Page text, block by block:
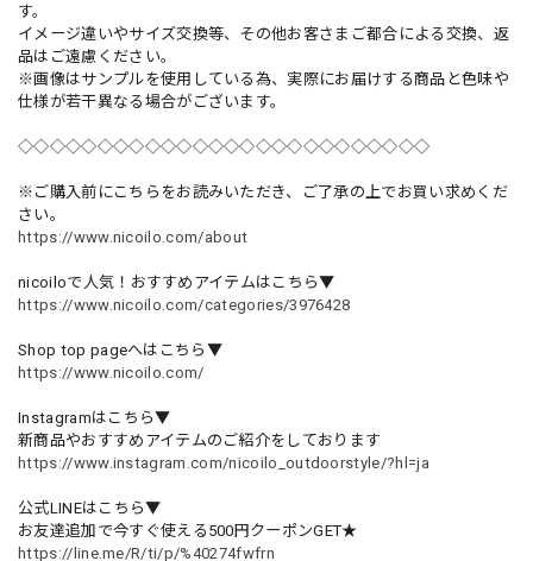
す。
イメージ違いやサイズ交換等、その他お客さまご都合による交換、返
品はご遠慮ください。
※画像はサンプルを使用している為、実際にお届けする商品と色味や
仕様が若干異なる場合がございます。
◇◇◇◇◇◇◇◇◇◇◇◇◇◇◇◇◇◇◇◇◇◇◇◇◇◇
※ご購入前にこちらをお読みいただき、ご了承の上でお買い求めくだ
さい。
https://www.nicoilo.com/about
nicoiloで人気！おすすめアイテムはこちら▼
https://www.nicoilo.com/categories/3976428
Shop top pageへはこちら▼
https://www.nicoilo.com/
Instagramはこちら▼
新商品やおすすめアイテムのご紹介をしております
https://www.instagram.com/nicoilo_outdoorstyle/?hl=ja
公式LINEはこちら▼
お友達追加で今すぐ使える500円クーポンGET★
https://line.me/R/ti/p/%40274fwfrn